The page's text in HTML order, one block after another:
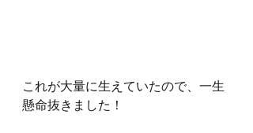
これが大量に生えていたので、一生
懸命抜きました！